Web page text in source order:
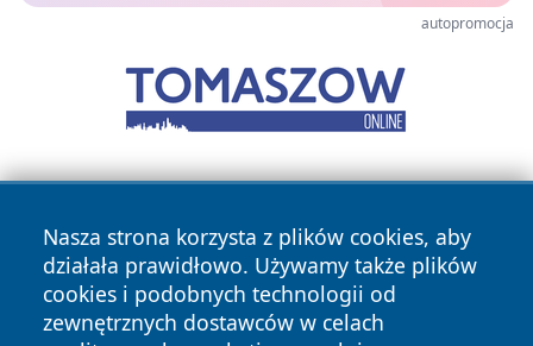
autopromocja
Nasza strona korzysta z plików cookies, aby
działała prawidłowo. Używamy także plików
cookies i podobnych technologii od
zewnętrznych dostawców w celach
Copyright © 2026 faktykrakowa.pl Wszystkie prawa